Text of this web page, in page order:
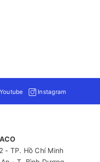
Instagram
- TP. Hồ Chí Minh